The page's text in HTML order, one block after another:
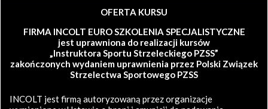
OFERTA KURSU
FIRMA INCOLT EURO SZKOLENIA SPECJALISTYCZNE
jest uprawniona do realizacji kursów
„Instruktora Sportu Strzeleckiego PZSS”
zakończonych wydaniem uprawnienia przez Polski Związek
Strzelectwa Sportowego PZSS
INCOLT jest firmą autoryzowaną przez organizacje